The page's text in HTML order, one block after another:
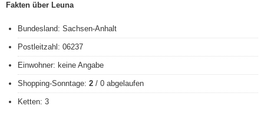
Fakten über Leuna
Bundesland: Sachsen-Anhalt
Postleitzahl: 06237
Einwohner: keine Angabe
Shopping-Sonntage: 2 / 0 abgelaufen
Ketten: 3